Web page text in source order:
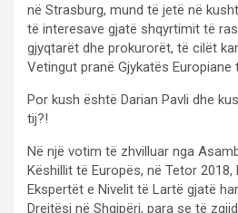
në Strasburg, mund të jetë në
të interesave gjatë shqyrtimit të
gjyqtarët dhe prokurorët, të cilët
Vetingut pranë Gjykatës Europiane
Por kush është Darian Pavli dhe
tij?!
Në një votim të zhvilluar nga
Këshillit të Europës, në Tetor 2018,
Ekspertët e Nivelit të Lartë gjatë
Drejtësi në Shqipëri, para se të